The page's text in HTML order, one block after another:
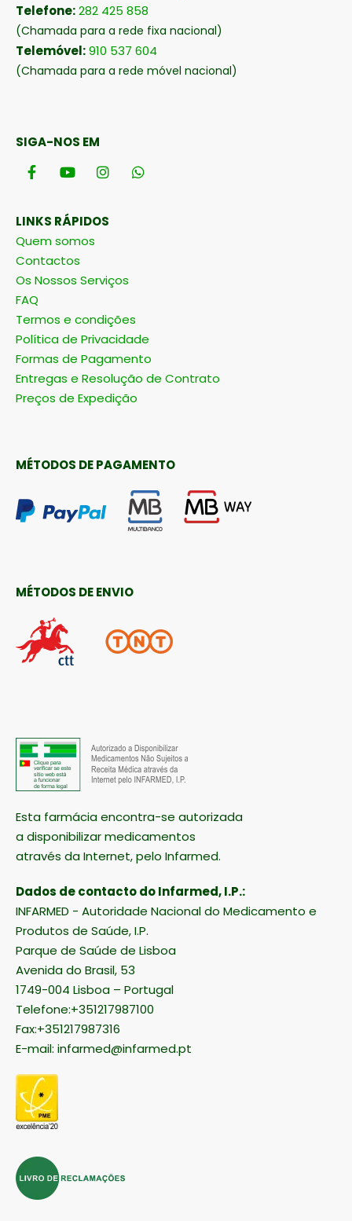
Telefone:282 425 858
(Chamada para a rede fixa nacional)
Telemóvel:910 537 604
(Chamada para a rede móvel nacional)
SIGA-NOS EM
LINKS RÁPIDOS
Quem somos
Contactos
Os Nossos Serviços
FAQ
Termos e condições
Política de Privacidade
Formas de Pagamento
Entregas e Resolução de Contrato
Preços de Expedição
MÉTODOS DE PAGAMENTO
MÉTODOS DE ENVIO
Esta farmácia encontra-se autorizada
a disponibilizar medicamentos
através da Internet, pelo Infarmed.
Dados de contacto do Infarmed, I.P.:
INFARMED - Autoridade Nacional do Medicamento e
Produtos de Saúde, I.P.
Parque de Saúde de Lisboa
Avenida do Brasil, 53
1749-004 Lisboa – Portugal
Telefone:+351217987100
Fax:+351217987316
E-mail: infarmed@infarmed.pt